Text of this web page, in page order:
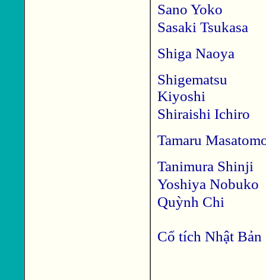
Sano Yoko
Sasaki Tsukasa
Shiga Naoya
Shigematsu
Kiyoshi
Shiraishi Ichiro
Tamaru
Tanimura Shinji
Yoshiya Nobuko
Quỳnh Chi
Cổ tích Nhật Bản